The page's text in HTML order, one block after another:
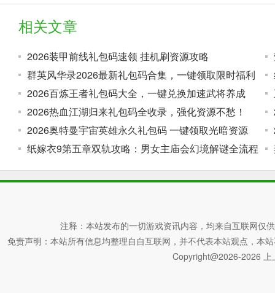
相关文章
2026装甲前线礼包码速领 挂机刷资源攻略
群英风华录2026最新礼包码合集，一键领取限时福利
2026百炼王者礼包码大全，一键兑换加速武将养成
2026热血江湖归来礼包码全收录，强化资源不愁！
2026奥特曼宇宙英雄永久礼包码 一键领取光暗资源
纸嫁衣9第五章双轨攻略：男女主庙会幻境解谜全流程
注释：本站发布的一切游戏资讯内容，均来自互联网仅
免责声明：本站所有信息均整理自自互联网，并不代表本站观点，本
Copyright@2026-2026